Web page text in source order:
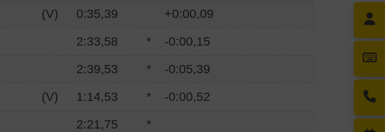
(V) 0:35,39
+0:00,09
2:33,58 *
-0:00,15
2:39,53 *
-0:05,39
(V) 1:14,53 *
-0:00,52
2:21,75
*